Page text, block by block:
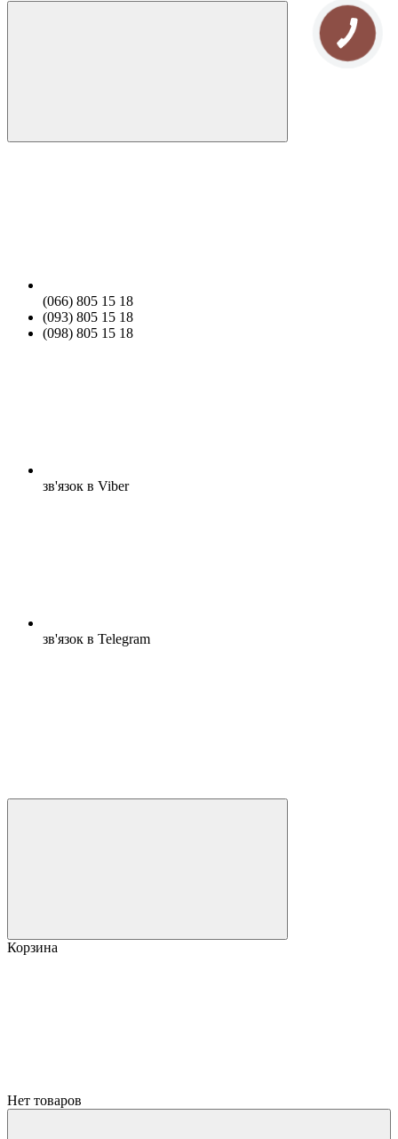
(066) 805 15 18
(093) 805 15 18
(098) 805 15 18
зв'язок в Viber
зв'язок в Telegram
Корзина
Нет товаров